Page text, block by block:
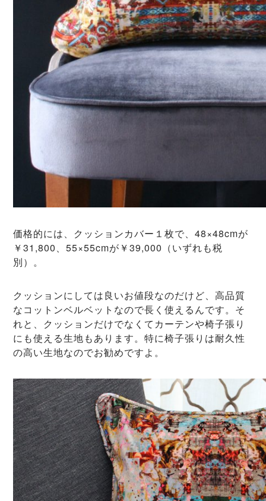
価格的には、クッションカバー１枚で、48×48cmが
￥31,800、55×55cmが￥39,000（いずれも税
別）。
クッションにしては良いお値段なのだけど、高品質
なコットンベルベットなので長く使えるんです。そ
れと、クッションだけでなくてカーテンや椅子張り
にも使える生地もあります。特に椅子張りは耐久性
の高い生地なのでお勧めですよ。